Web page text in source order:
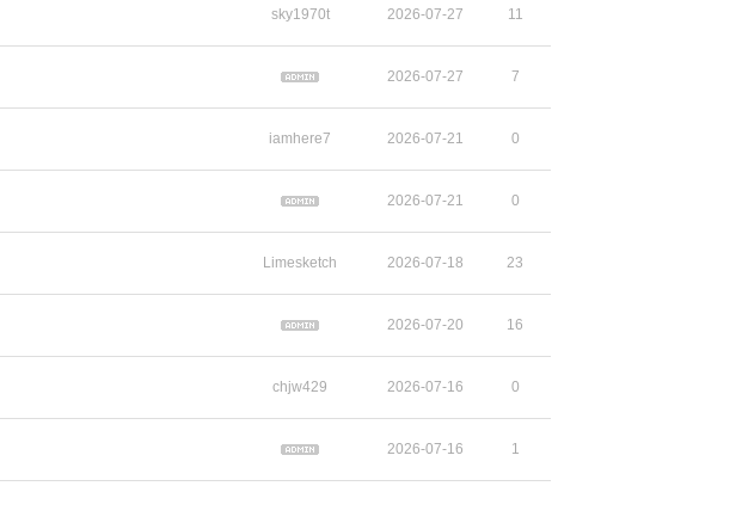
sky1970t 2026-07-27 11
2026-07-27 7
iamhere7 2026-07-21 0
2026-07-21 0
Limesketch 2026-07-18 23
2026-07-20 16
chjw429 2026-07-16 0
2026-07-16 1